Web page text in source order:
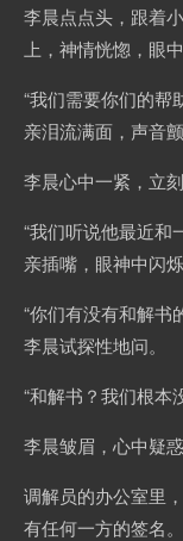
李晨点点头，跟着
上，神情恍惚，眼
“我们需要你们的帮
亲泪流满面，声音颤
李晨心中一紧，立
“我们听说他最近和
亲插嘴，眼神中闪
“你们有没有和解书
李晨试探性地问。
“和解书？我们根本
李晨皱眉，心中疑惑
调解员的办公室里
有任何一方的签名。